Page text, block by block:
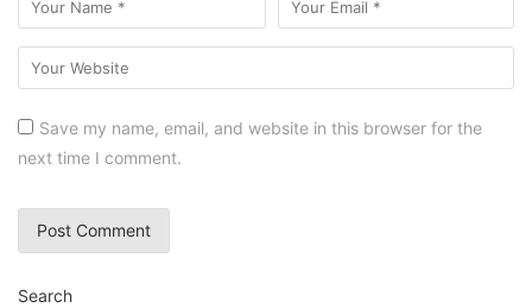
Save my name, email, and website in this browser for the
next time I comment.
Search